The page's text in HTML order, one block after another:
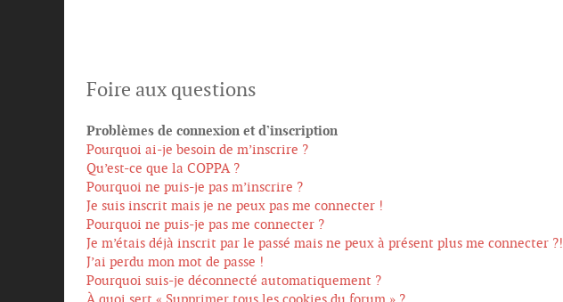
Foire aux questions
Problèmes de connexion et d’inscription
Pourquoi ai-je besoin de m’inscrire ?
Qu’est-ce que la COPPA ?
Pourquoi ne puis-je pas m’inscrire ?
Je suis inscrit mais je ne peux pas me connecter !
Pourquoi ne puis-je pas me connecter ?
Je m’étais déjà inscrit par le passé mais ne peux à présent plus me connecter ?!
J’ai perdu mon mot de passe !
Pourquoi suis-je déconnecté automatiquement ?